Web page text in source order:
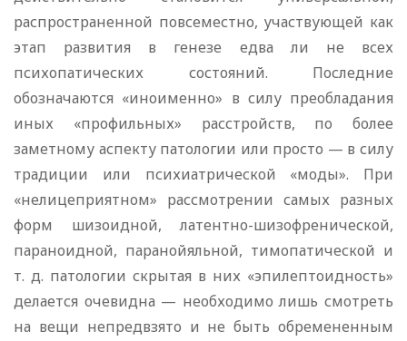
распространенной повсеместно, участвующей как
этап развития в генезе едва ли не всех
психопатических состояний. Последние
обозначаются «иноименно» в силу преобладания
иных «профильных» расстройств, по более
заметному аспекту патологии или просто — в силу
традиции или психиатрической «моды». При
«нелицеприятном» рассмотрении самых разных
форм шизоидной, латентно-шизофренической,
параноидной, паранойяльной, тимопатической и
т. д. патологии скрытая в них «эпилептоидность»
делается очевидна — необходимо лишь смотреть
на вещи непредвзято и не быть обремененным